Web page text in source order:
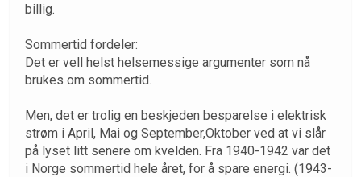
billig.
Sommertid fordeler:
Det er vell helst helsemessige argumenter som nå
brukes om sommertid.
Men, det er trolig en beskjeden besparelse i elektrisk
strøm i April, Mai og September,Oktober ved at vi slår
på lyset litt senere om kvelden. Fra 1940-1942 var det
i Norge sommertid hele året, for å spare energi. (1943-